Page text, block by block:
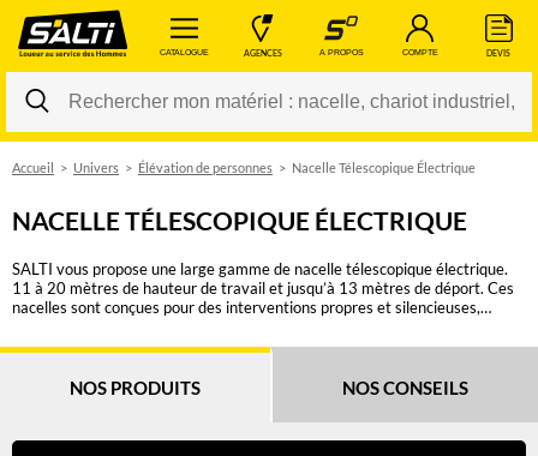
CATALOGUE AGENCES A PROPOS COMPTE DEVIS
Changer
Accueil Univers Élévation de personnes Nacelle Télescopique Électrique
NACELLE TÉLESCOPIQUE ÉLECTRIQUE
SALTI vous propose une large gamme de nacelle télescopique électrique.
11 à 20 mètres de hauteur de travail et jusqu’à 13 mètres de déport. Ces
nacelles sont conçues pour des interventions propres et silencieuses,
conviennent parfaitement à une utilisation en intérieur. Le choix idéal pour
commercial, ERP. Choisissez parmi nos marques reconnues de nacelle
Pour rappel, vous devez disposer du CACES R486 Cat B pour toute
utilisation d’une PEMP de type 1 ou 3 à élévation verticale.
NOS PRODUITS NOS CONSEILS